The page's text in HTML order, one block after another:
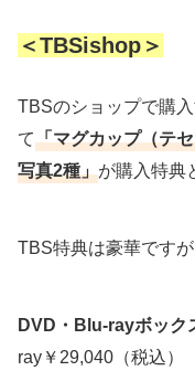
＜TBSishop＞
TBSのショップで購
て「マグカップ（テ
写真2種」が購入特典
TBS特典は豪華です
DVD・Blu-rayボック
ray￥29,040（税込）